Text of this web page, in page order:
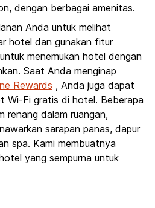
dengan berbagai amenitas.
Anda untuk melihat
hotel dan gunakan fitur
menemukan hotel dengan
Saat Anda menginap
Rewards , Anda juga dapat
Wi-Fi gratis di hotel. Beberapa
renang dalam ruangan,
sarapan panas, dapur
spa. Kami membuatnya
yang sempurna untuk